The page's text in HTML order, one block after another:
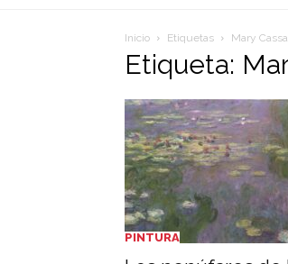
Inicio Etiquetas Mary
Etiqueta:
PINTURA